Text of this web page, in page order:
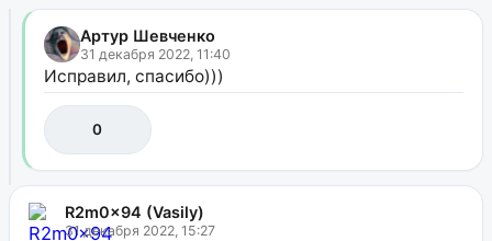
Артур Шевченко
31 декабря 2022, 11:40
Исправил, спасибо)))
0
R2m0x94 (Vasily)
31 декабря 2022, 15:27